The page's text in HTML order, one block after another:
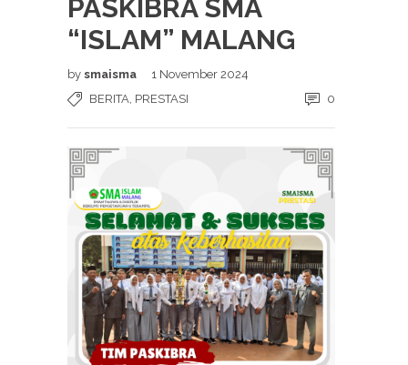
PASKIBRA SMA
“ISLAM” MALANG
by smaisma
1 November 2024
BERITA, PRESTASI 0